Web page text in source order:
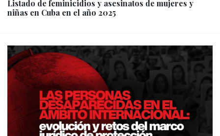
Listado de feminicidios y asesinatos de mujeres y
niñas en Cuba en el año 2025